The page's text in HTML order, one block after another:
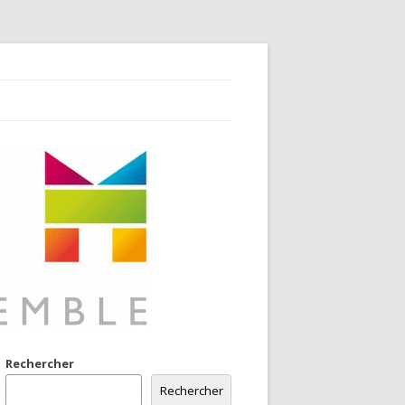
Rechercher
Rechercher